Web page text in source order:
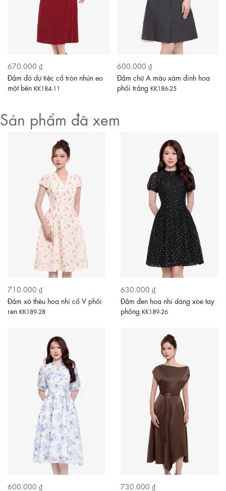
670.000 ₫
Đầm đỏ dự tiệc cổ tròn nhún eo
một bên KK184-11
600.000 ₫
Đầm chữ A màu xám đính hoa
phối trắng KK186-25
Sản phẩm đã xem
710.000 ₫
Đầm xô thêu hoa nhí cổ V phối
ren KK189-28
630.000 ₫
Đầm đen hoa nhí dáng xòe tay
phồng KK189-26
600.000 ₫
730.000 ₫